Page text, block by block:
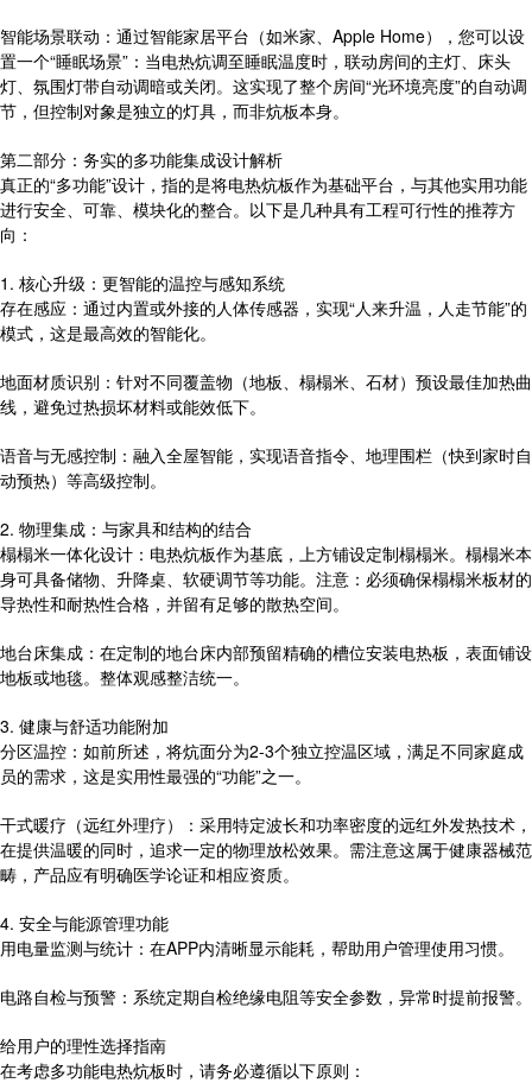
智能场景联动：通过智能家居平台（如米家、Apple Home），您可以设
置一个“睡眠场景”：当电热炕调至睡眠温度时，联动房间的主灯、床头
灯、氛围灯带自动调暗或关闭。这实现了整个房间“光环境亮度”的自动调
节，但控制对象是独立的灯具，而非炕板本身。
第二部分：务实的多功能集成设计解析
真正的“多功能”设计，指的是将电热炕板作为基础平台，与其他实用功能
进行安全、可靠、模块化的整合。以下是几种具有工程可行性的推荐方
向：
1. 核心升级：更智能的温控与感知系统
存在感应：通过内置或外接的人体传感器，实现“人来升温，人走节能”的
模式，这是最高效的智能化。
地面材质识别：针对不同覆盖物（地板、榻榻米、石材）预设最佳加热曲
线，避免过热损坏材料或能效低下。
语音与无感控制：融入全屋智能，实现语音指令、地理围栏（快到家时自
动预热）等高级控制。
2. 物理集成：与家具和结构的结合
榻榻米一体化设计：电热炕板作为基底，上方铺设定制榻榻米。榻榻米本
身可具备储物、升降桌、软硬调节等功能。注意：必须确保榻榻米板材的
导热性和耐热性合格，并留有足够的散热空间。
地台床集成：在定制的地台床内部预留精确的槽位安装电热板，表面铺设
地板或地毯。整体观感整洁统一。
3. 健康与舒适功能附加
分区温控：如前所述，将炕面分为2-3个独立控温区域，满足不同家庭成
员的需求，这是实用性最强的“功能”之一。
干式暖疗（远红外理疗）：采用特定波长和功率密度的远红外发热技术，
在提供温暖的同时，追求一定的物理放松效果。需注意这属于健康器械范
畴，产品应有明确医学论证和相应资质。
4. 安全与能源管理功能
用电量监测与统计：在APP内清晰显示能耗，帮助用户管理使用习惯。
电路自检与预警：系统定期自检绝缘电阻等安全参数，异常时提前报警。
给用户的理性选择指南
在考虑多功能电热炕板时，请务必遵循以下原则：